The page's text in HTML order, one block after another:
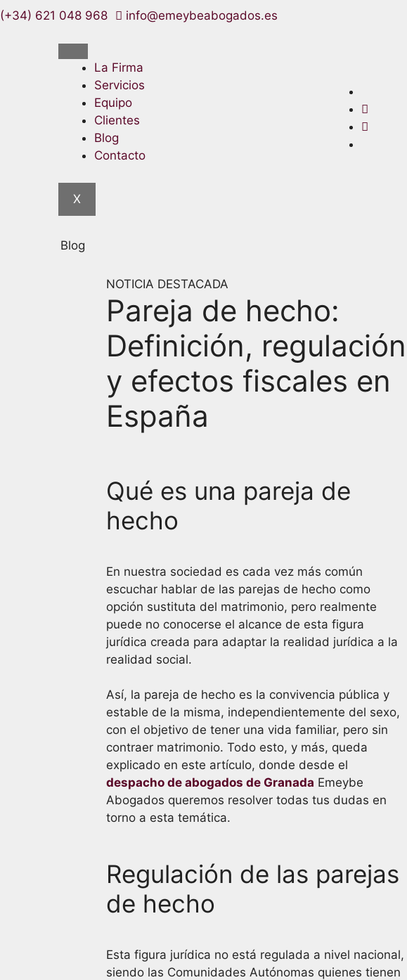
(+34) 621 048 968 info@emeybeabogados.es
La Firma
Servicios
Equipo
Clientes
Blog
Contacto
X
Blog
NOTICIA DESTACADA
Pareja de hecho:
Definición, regulación
y efectos fiscales en
España
Qué es una pareja de
hecho
En nuestra sociedad es cada vez más común
escuchar hablar de las parejas de hecho como
opción sustituta del matrimonio, pero realmente
puede no conocerse el alcance de esta figura
jurídica creada para adaptar la realidad jurídica a la
realidad social.
Así, la pareja de hecho es la convivencia pública y
estable de la misma, independientemente del sexo,
con el objetivo de tener una vida familiar, pero sin
contraer matrimonio. Todo esto, y más, queda
explicado en este artículo, donde desde el
despacho de abogados de Granada Emeybe
Abogados queremos resolver todas tus dudas en
torno a esta temática.
Regulación de las parejas
de hecho
Esta figura jurídica no está regulada a nivel nacional,
siendo las Comunidades Autónomas quienes tienen